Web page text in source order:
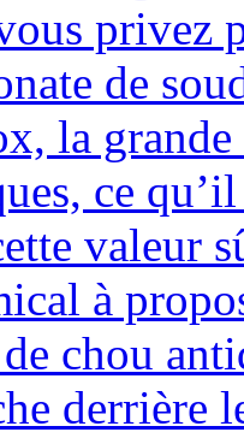
privez
de
la
ce
valeur
à
chou
derrière